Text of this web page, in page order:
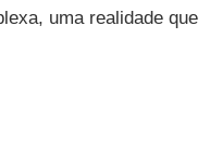
uma realidade que